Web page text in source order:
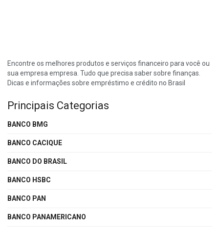
Encontre os melhores produtos e serviços financeiro para você ou
sua empresa empresa. Tudo que precisa saber sobre finanças.
Dicas e informações sobre empréstimo e crédito no Brasil
Principais Categorias
BANCO BMG
BANCO CACIQUE
BANCO DO BRASIL
BANCO HSBC
BANCO PAN
BANCO PANAMERICANO